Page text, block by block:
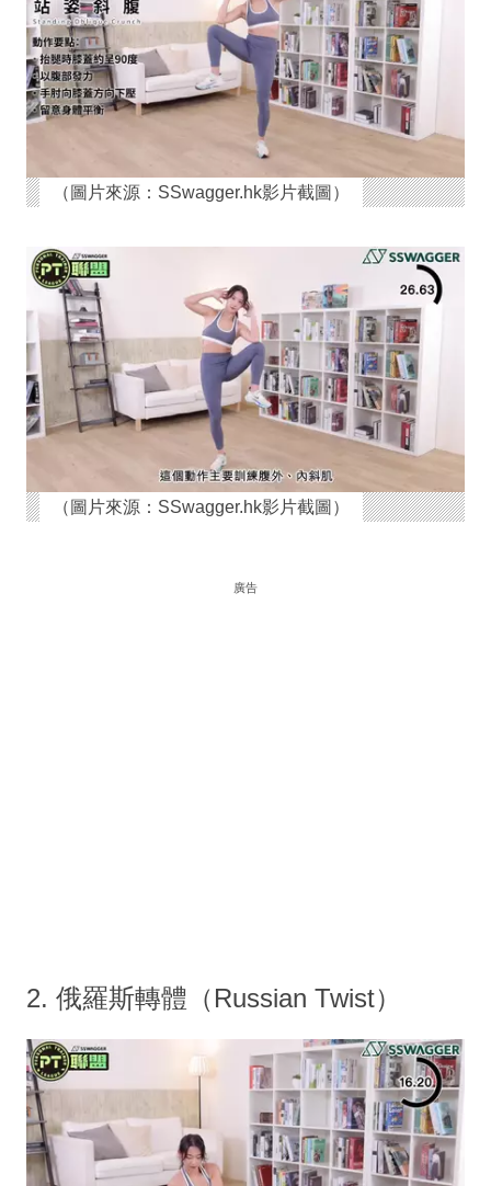
（圖片來源：SSwagger.hk影片截圖）
（圖片來源：SSwagger.hk影片截圖）
廣告
2. 俄羅斯轉體（Russian Twist）